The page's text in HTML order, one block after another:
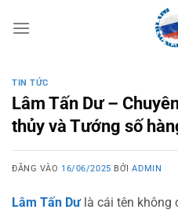
qua
TIN TỨC
Lâm Tấn Dư –
thủy và Tướng số
ĐĂNG VÀO 16/06/2025 BỞIADMIN
Lâm Tấn Dưlà cái tên không